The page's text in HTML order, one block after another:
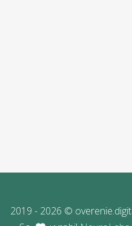
2019 - 2026 ©